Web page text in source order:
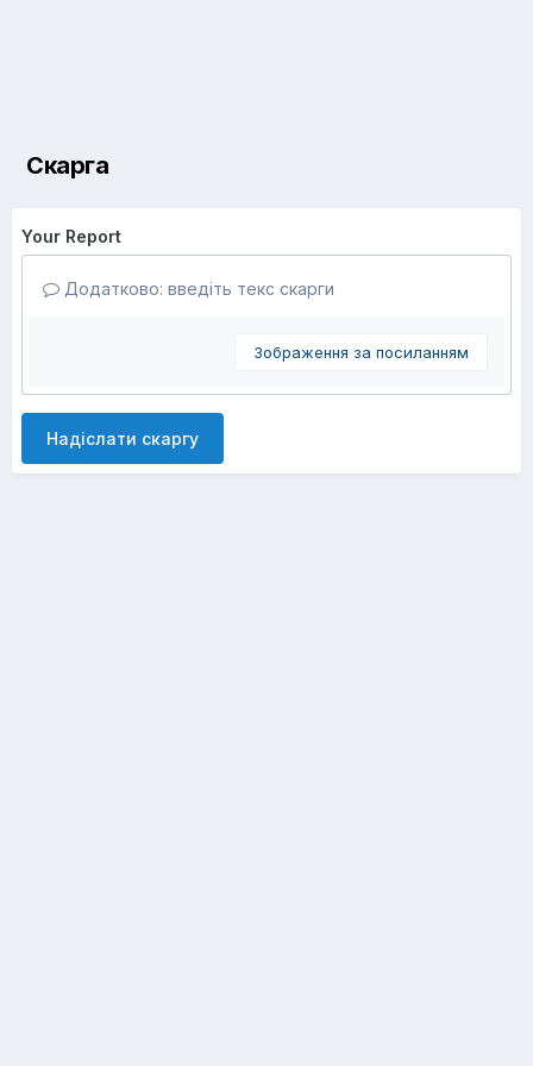
Скарга
Your Report
Додатково: введіть текс скарги
Зображення за посиланням
Надіслати скаргу